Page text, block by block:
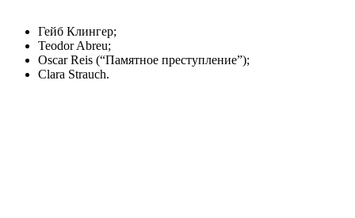
Гейб Клингер;
Teodor Abreu;
Oscar Reis (“Памятное преступление”);
Clara Strauch.